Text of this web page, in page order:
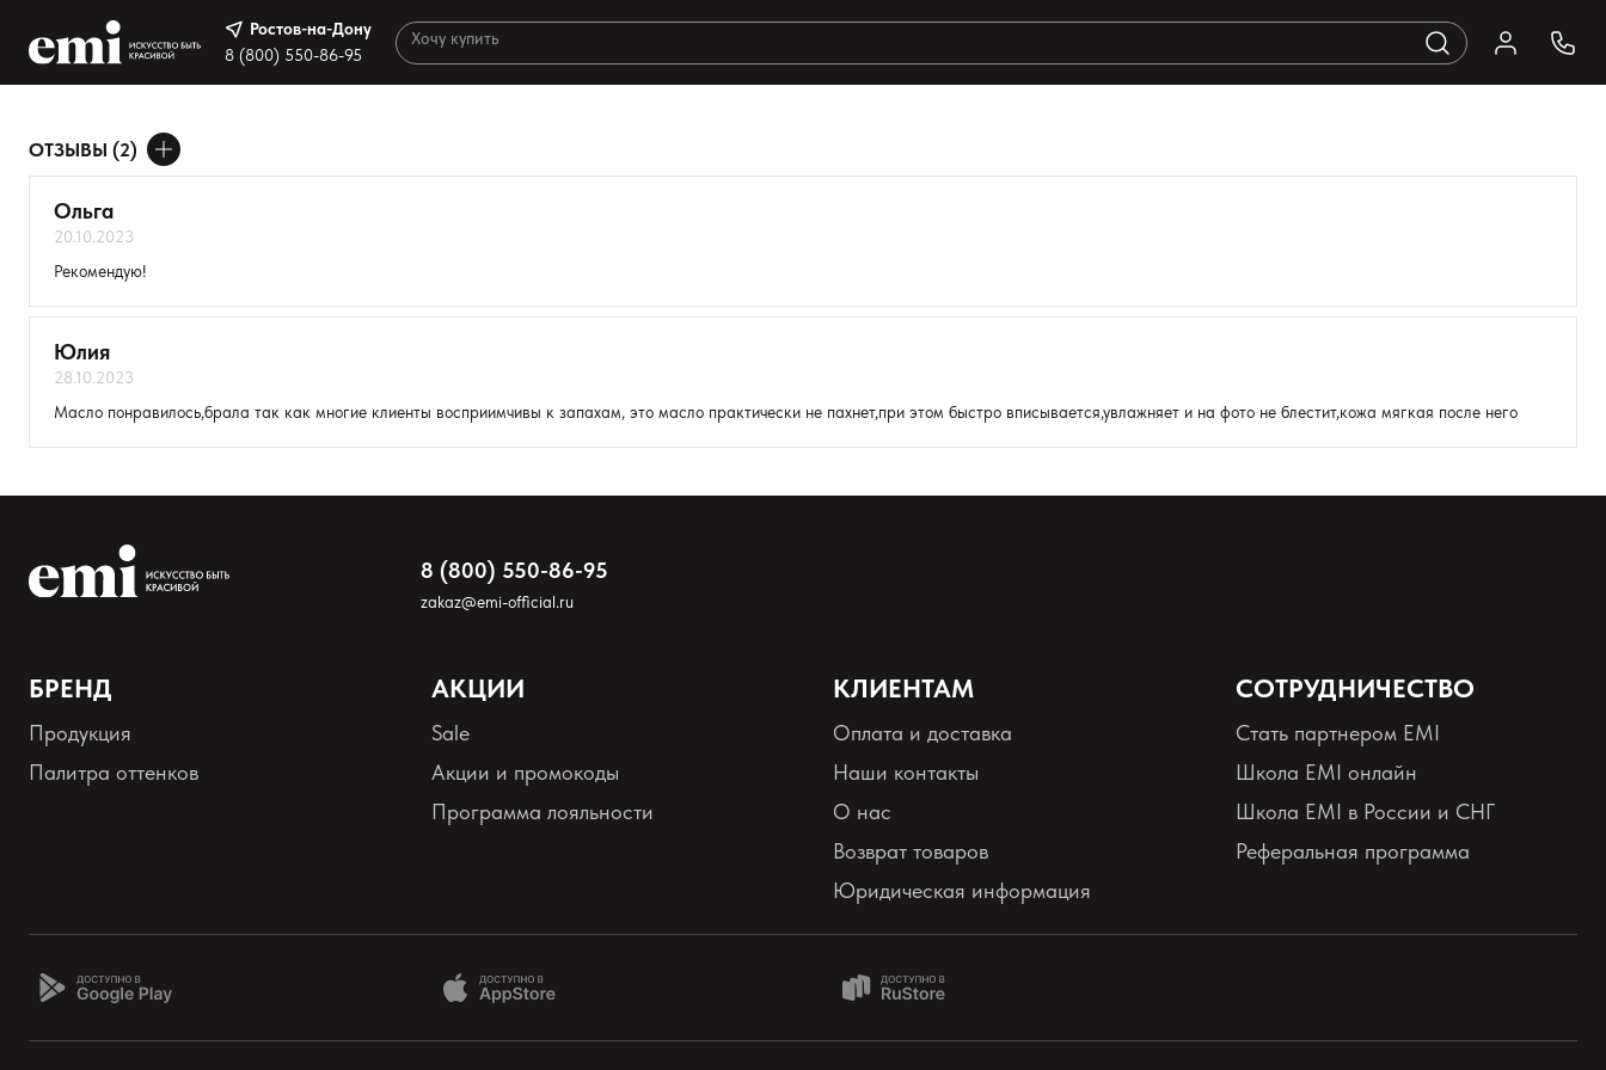
Ростов-на-Дону
8 (800) 550-86-95
Результаты поиска:
Ростов-на-Дону
8 (800) 550-86-95
Каталог
Палитра
Акции
Оплата и доставка
Программа лояльности
Реферальная программа
О нас
Контакты
ОТЗЫВЫ (2)
ДОБАВИТЬ ОТЗЫВ
Ваше имя
Товар
Расскажите о впечатлениях
Ольга
20.10.2023
Рекомендую!
Юлия
28.10.2023
Масло понравилось,брала так как многие клиенты восприимчивы к запахам, это масло практически не пахнет,при этом быстро вписывается,увлажняет и на фото не блестит,кожа мягкая после него
8 (800) 550-86-95
zakaz@emi-official.ru
БРЕНД
Продукция
Палитра оттенков
АКЦИИ
Sale
Акции и промокоды
Программа лояльности
КЛИЕНТАМ
Оплата и доставка
Наши контакты
О нас
Возврат товаров
Юридическая информация
СОТРУДНИЧЕСТВО
Стать партнером EMI
Школа EMI онлайн
Школа EMI в России и СНГ
Реферальная программа